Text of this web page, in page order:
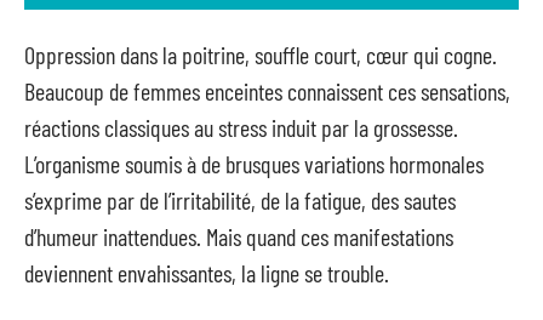
Oppression dans la poitrine, souffle court, cœur qui cogne.
Beaucoup de femmes enceintes connaissent ces sensations,
réactions classiques au stress induit par la grossesse.
L’organisme soumis à de brusques variations hormonales
s’exprime par de l’irritabilité, de la fatigue, des sautes
d’humeur inattendues. Mais quand ces manifestations
deviennent envahissantes, la ligne se trouble.